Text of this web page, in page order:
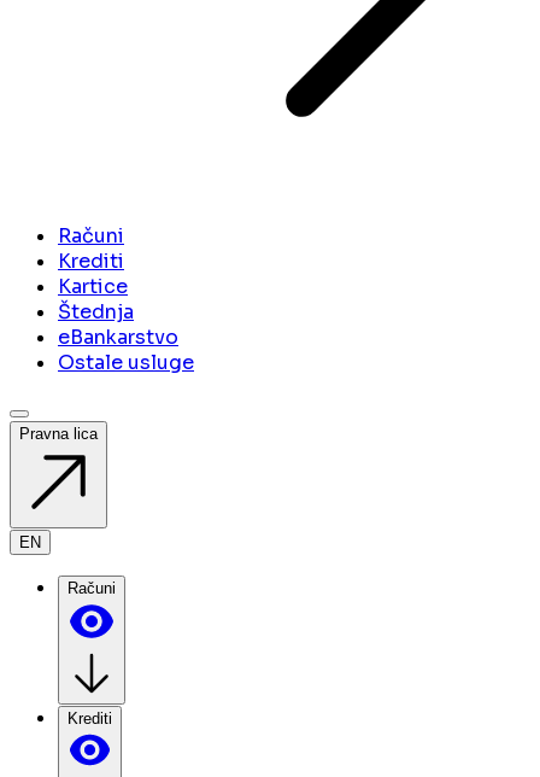
Računi
Krediti
Kartice
Štednja
eBankarstvo
Ostale usluge
Pravna lica
EN
Računi
Krediti